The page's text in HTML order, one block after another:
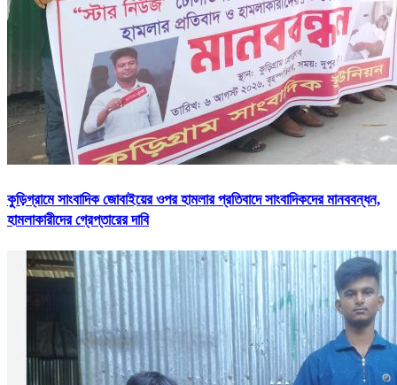
কুড়িগ্রামে সাংবাদিক জোবাইয়ের ওপর হামলার প্রতিবাদে সাংবাদিকদের মানববন্ধন,
হামলাকারীদের গ্রেপ্তারের দাবি